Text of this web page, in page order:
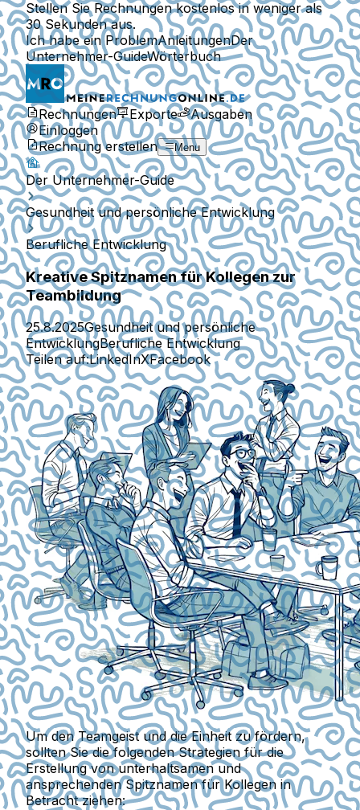
Stellen Sie Rechnungen kostenlos in weniger als
30 Sekunden aus.
Ich habe ein ProblemAnleitungenDer
Unternehmer-GuideWörterbuch
Rechnungen Exporte
Ausgaben
Einloggen
Rechnung erstellen
Menu
Der Unternehmer-Guide
Gesundheit und persönliche Entwicklung
Berufliche Entwicklung
Kreative Spitznamen für Kollegen zur
Teambildung
25.8.2025Gesundheit und persönliche
EntwicklungBerufliche Entwicklung
Teilen auf:LinkedInXFacebook
Um den Teamgeist und die Einheit zu fördern,
sollten Sie die folgenden Strategien für die
Erstellung von unterhaltsamen und
ansprechenden Spitznamen für Kollegen in
Betracht ziehen: